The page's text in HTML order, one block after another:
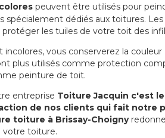
peuvent être utilisés pour
spécialement dédiés aux toitures.
les tuiles de votre toit des
incolores, vous conserverez la couleur
plus utilisés comme protection
peinture de toit.
entreprise Toiture Jacquin c'est
de nos clients qui fait notre
toiture à Brissay-Choigny
votre toiture.